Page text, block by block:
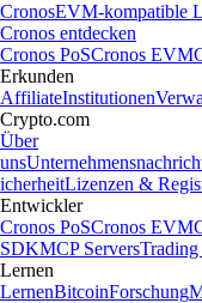
CronosEVM-kompatible
Cronos entdecken
Cronos PoSCronos EVM
Erkunden
AffiliateInstitutionen
Crypto.com
Über
uns
icherheitLizenzen &
Entwickler
Cronos PoSCronos EVM
SDKMCP Servers
Lernen
LernenBitcoinForschung